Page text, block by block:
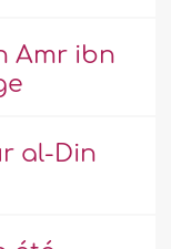
Amr ibn
al-Din